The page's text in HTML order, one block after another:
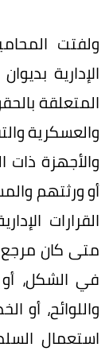
ولفتت
الإدارية
المتعلقة
والعسكرية
والأجهزة ذات
أو ورثتهم
القرارات
متى كان
في الشكل،
واللوائح، أو
استعمال